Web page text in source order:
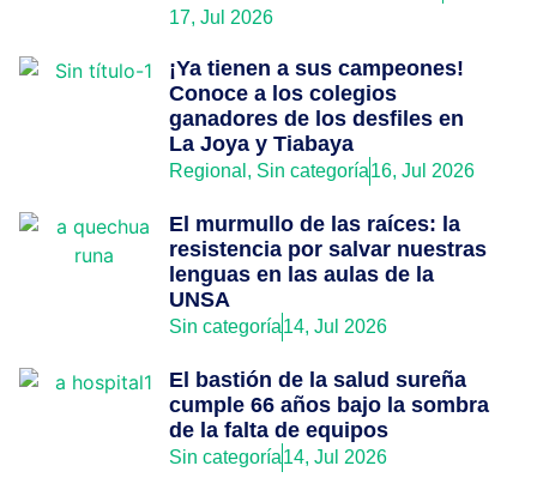
17, Jul 2026
¡Ya tienen a sus campeones!
Conoce a los colegios
ganadores de los desfiles en
La Joya y Tiabaya
Regional , Sin categoría16, Jul 2026
El murmullo de las raíces: la
resistencia por salvar nuestras
lenguas en las aulas de la
UNSA
Sin categoría14, Jul 2026
El bastión de la salud sureña
cumple 66 años bajo la sombra
de la falta de equipos
Sin categoría14, Jul 2026